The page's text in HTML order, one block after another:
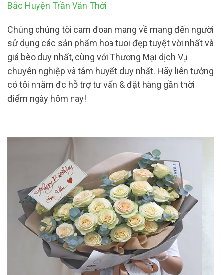
Bắc Huyện Trần Văn Thới
Chúng chúng tôi cam đoan mang về mang đến người
sử dụng các sản phẩm hoa tuoi đẹp tuyệt vời nhất và
giá bèo duy nhất, cùng với Thương Mại dịch Vụ
chuyên nghiệp và tâm huyết duy nhất. Hãy liên tưởng
có tôi nhằm đc hỗ trợ tư vấn & đặt hàng gần thời
điểm ngày hôm nay!